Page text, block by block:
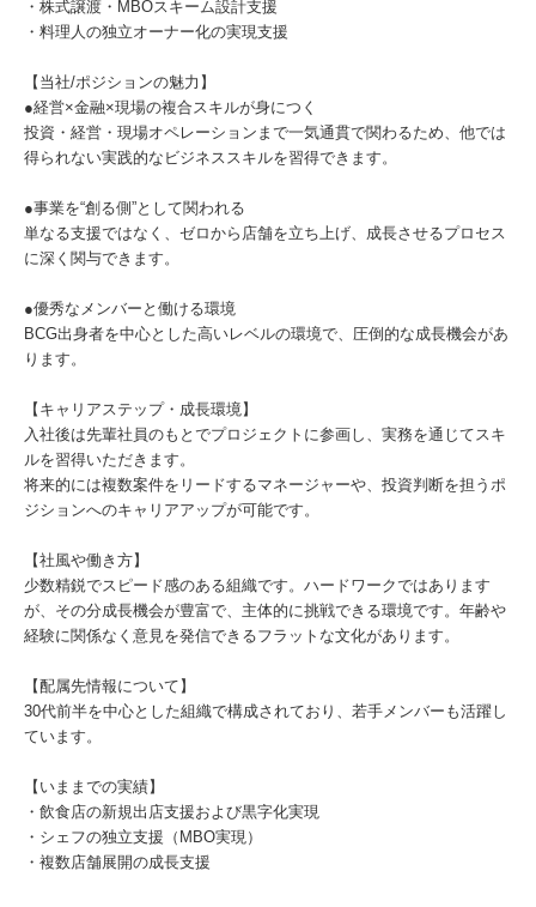
・株式譲渡・MBOスキーム設計支援
・料理人の独立オーナー化の実現支援
【当社/ポジションの魅力】
●経営×金融×現場の複合スキルが身につく
投資・経営・現場オペレーションまで一気通貫で関わるため、他では
得られない実践的なビジネススキルを習得できます。
●事業を“創る側”として関われる
単なる支援ではなく、ゼロから店舗を立ち上げ、成長させるプロセス
に深く関与できます。
●優秀なメンバーと働ける環境
BCG出身者を中心とした高いレベルの環境で、圧倒的な成長機会があ
ります。
【キャリアステップ・成長環境】
入社後は先輩社員のもとでプロジェクトに参画し、実務を通じてスキ
ルを習得いただきます。
将来的には複数案件をリードするマネージャーや、投資判断を担うポ
ジションへのキャリアアップが可能です。
【社風や働き方】
少数精鋭でスピード感のある組織です。ハードワークではあります
が、その分成長機会が豊富で、主体的に挑戦できる環境です。年齢や
経験に関係なく意見を発信できるフラットな文化があります。
【配属先情報について】
30代前半を中心とした組織で構成されており、若手メンバーも活躍し
ています。
【いままでの実績】
・飲食店の新規出店支援および黒字化実現
・シェフの独立支援（MBO実現）
・複数店舗展開の成長支援